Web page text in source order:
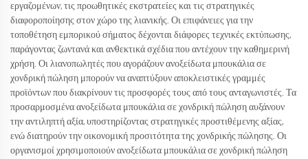
εργαζομένων, τις προωθητικές εκστρατείες και τις στρατηγικές
διαφοροποίησης στον χώρο της λιανικής. Οι επιφάνειες για την
τοποθέτηση εμπορικού σήματος δέχονται διάφορες τεχνικές εκτύπωσης,
παράγοντας ζωντανά και ανθεκτικά σχέδια που αντέχουν την καθημερινή
χρήση. Οι λιανοπωλητές που αγοράζουν ανοξείδωτα μπουκάλια σε
χονδρική πώληση μπορούν να αναπτύξουν αποκλειστικές γραμμές
προϊόντων που διακρίνουν τις προσφορές τους από τους ανταγωνιστές. Τα
προσαρμοσμένα ανοξείδωτα μπουκάλια σε χονδρική πώληση αυξάνουν
την αντιληπτή αξία, υποστηρίζοντας στρατηγικές προστιθέμενης αξίας,
ενώ διατηρούν την οικονομική προσιτότητα της χονδρικής πώλησης. Οι
οργανισμοί χρησιμοποιούν ανοξείδωτα μπουκάλια σε χονδρική πώληση